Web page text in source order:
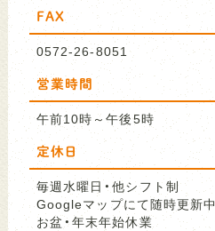
FAX
0572-26-8051
営業時間
午前10時～午後5時
定休日
毎週水曜日・他シフト制
Googleマップにて随時更新中
お盆・年末年始休業